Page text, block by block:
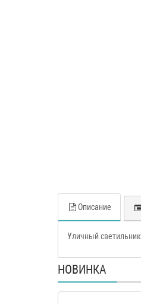
Описание
Уличный
НОВИНКА